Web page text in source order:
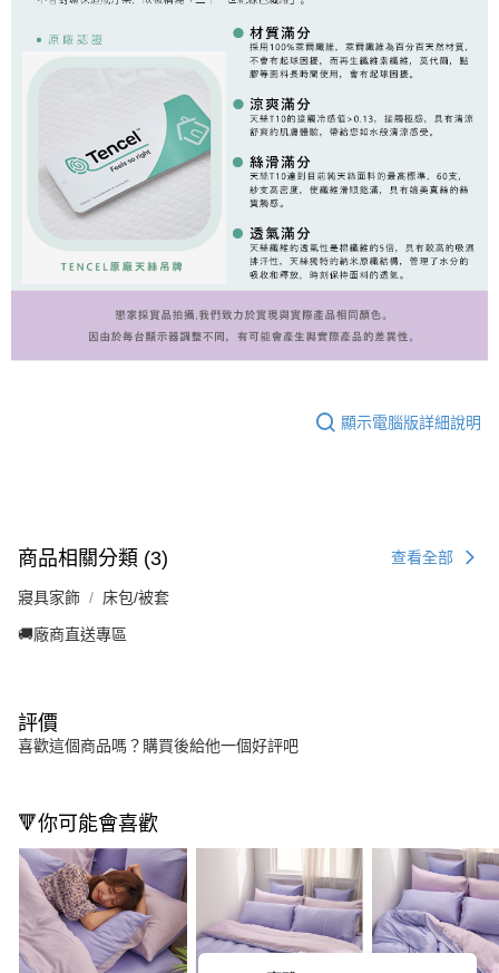
顯示電腦版詳細說明
商品相關分類 (3) 查看全部
寢具家飾 床包/被套
🚚廠商直送專區
評價
喜歡這個商品嗎？購買後給他一個好評吧
🔻你可能會喜歡